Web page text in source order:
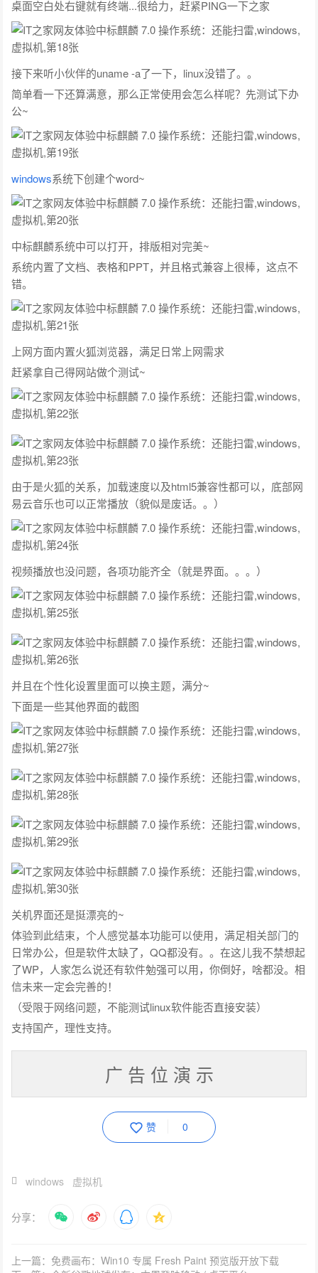
桌面空白处右键就有终端...很给力，赶紧PING一下之家
接下来听小伙伴的uname -a了一下，linux没错了。。
简单看一下还算满意，那么正常使用会怎么样呢？先测试下办
公~
windows系统下创建个word~
中标麒麟系统中可以打开，排版相对完美~
系统内置了文档、表格和PPT，并且格式兼容上很棒，这点不
错。
上网方面内置火狐浏览器，满足日常上网需求
赶紧拿自己得网站做个测试~
由于是火狐的关系，加载速度以及html5兼容性都可以，底部网
易云音乐也可以正常播放（貌似是废话。。）
视频播放也没问题，各项功能齐全（就是界面。。。）
并且在个性化设置里面可以换主题，满分~
下面是一些其他界面的截图
关机界面还是挺漂亮的~
体验到此结束，个人感觉基本功能可以使用，满足相关部门的
日常办公，但是软件太缺了，QQ都没有。。在这儿我不禁想起
了WP，人家怎么说还有软件勉强可以用，你倒好，啥都没。相
信未来一定会完善的！
（受限于网络问题，不能测试linux软件能否直接安装）
支持国产，理性支持。
广 告 位 演 示
赞 0
windows 虚拟机
分享：
上一篇：免费画布：Win10 专属 Fresh Paint 预览版开放下载